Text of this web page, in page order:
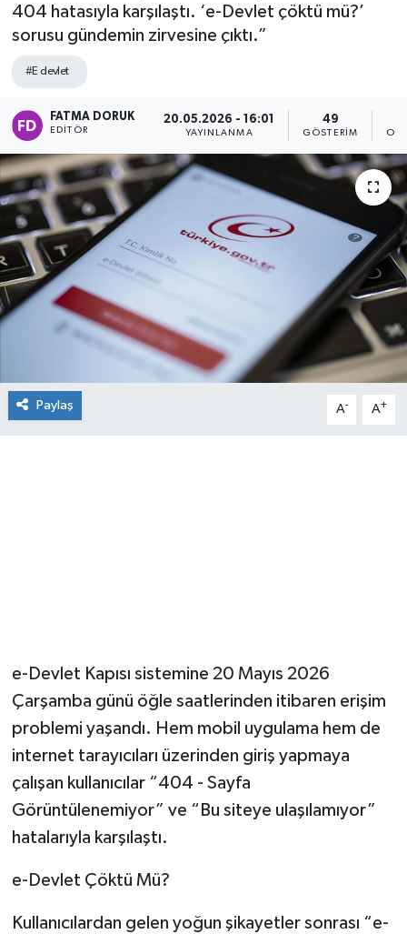
404 hatasıyla karşılaştı. ‘e-Devlet çöktü mü?’
sorusu gündemin zirvesine çıktı.”
#E devlet
FATMA DORUK
EDITÖR
20.05.2026 - 16:01
YAYINLANMA
49
GÖSTERIM
Paylaş A- A+
e-Devlet Kapısı sistemine 20 Mayıs 2026
Çarşamba günü öğle saatlerinden itibaren erişim
problemi yaşandı. Hem mobil uygulama hem de
internet tarayıcıları üzerinden giriş yapmaya
çalışan kullanıcılar “404 - Sayfa
Görüntülenemiyor” ve “Bu siteye ulaşılamıyor”
hatalarıyla karşılaştı.
e-Devlet Çöktü Mü?
Kullanıcılardan gelen yoğun şikayetler sonrası “e-